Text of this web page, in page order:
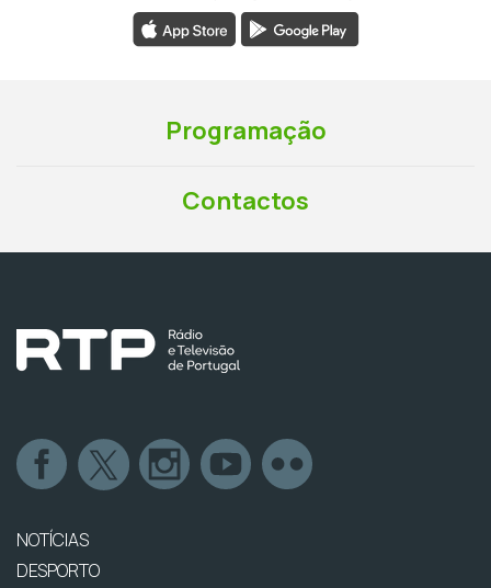
Programação
Contactos
NOTÍCIAS
DESPORTO